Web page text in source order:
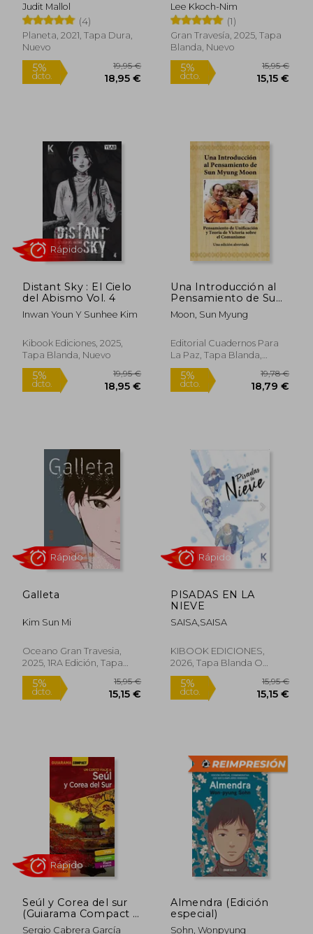
5%
dcto. 12,26 €
5%
dcto.
5%
dcto. 18,95 €
Rápido
5%
dcto. 23,70
Rápido
Judit Mallol
(4)
Planeta, 2021, Tapa Dura,
Nuevo
5% 19,95 €
Rápido
Lee Kkoch-Nim
(1)
Gran Travesía, 2025, Tapa
Blanda, Nuevo
5%
Rápido
Distant Sky : El Cielo
del Abismo Vol. 4
Inwan Youn Y Sunhee Kim
Kibook Ediciones, 2025,
Tapa Blanda, Nuevo
Rápido
Una Introducción al
Pensamiento de Sun
Myung Moon:
Pensamiento de
S. C.
Moon, Sun Myung
Editorial Cuadernos Para
La Paz, Tapa Blanda,
Nuevo
Galleta
Kim Sun Mi
Oceano Gran Travesia,
2025, 1RA Edición, Tapa
Blanda, Nuevo
PISADAS EN LA
NIEVE
SAISA,SAISA
KIBOOK EDICIONES,
2026, Tapa Blanda O
Bolsillo, Nuevo
Seúl y Corea del sur
(Guiarama Compact -
Internacional)
Sergio Cabrera García
Almendra (Edición
especial)
Sohn, Wonpyung